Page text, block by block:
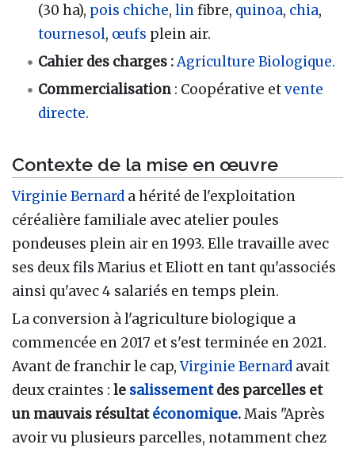
(30 ha), pois chiche,linfibre, quinoa, chia,
tournesol, œufs plein air.
Cahier des charges :Agriculture Biologique.
Commercialisation : Coopérative etvente
directe.
Contexte de la mise en œuvre
Virginie Bernard a hérité de l'exploitation
céréalière familiale avec atelier poules
pondeuses plein air en 1993. Elle travaille avec
ses deux fils Marius et Eliott en tant qu'associés
ainsi qu'avec 4 salariés en temps plein.
La conversion à l'agriculture biologique a
commencée en 2017 et s'est terminée en 2021.
Avant de franchir le cap,Virginie Bernard avait
deux craintes : le salissementdes parcelles et
un mauvais résultatéconomique.Mais "Après
avoir vu plusieurs parcelles, notamment chez